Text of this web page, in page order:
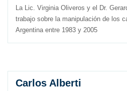
La Lic. Virginia Oliveros y el Dr.
trabajo sobre la manipulación de los
Argentina entre 1983 y 2005
Carlos Alberti